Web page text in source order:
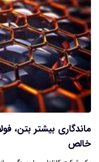
ماندگاری بیشتر بتن،
خالص